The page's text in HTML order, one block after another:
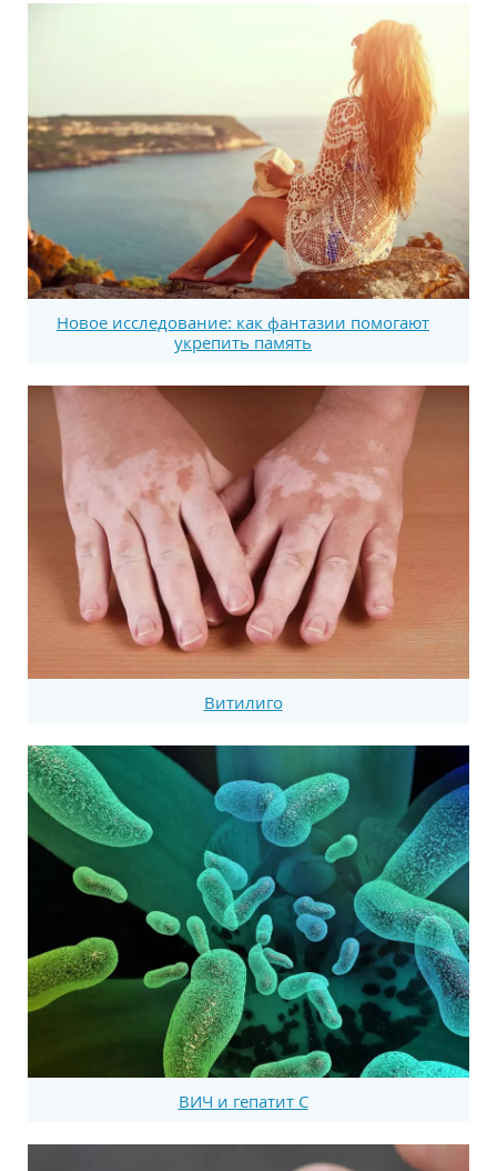
Новое исследование: как фантазии помогают
укрепить память
Витилиго
ВИЧ и гепатит С